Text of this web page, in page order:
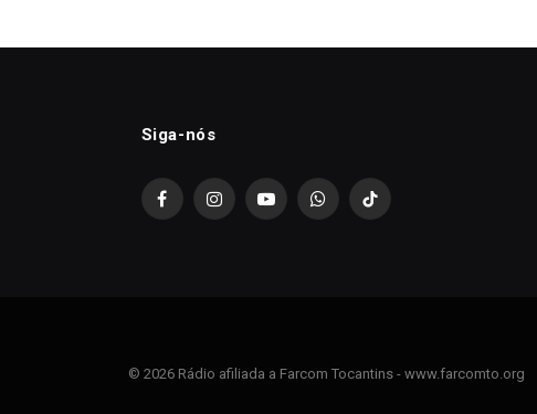
Siga-nós
FacebookInstagramYouTubeWhatsAppTikTok
© 2026 Rádio afiliada a Farcom Tocantins - www.farcomto.org